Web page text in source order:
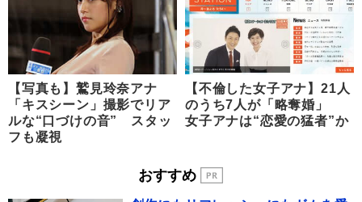
【写真も】鷲見玲奈アナ
「キスシーン」撮影でリア
ルな“口づけの音” スタッ
フも凝視
【不倫した女子アナ】21人
のうち7人が「略奪婚」
女子アナは“恋愛の猛者”か
おすすめ